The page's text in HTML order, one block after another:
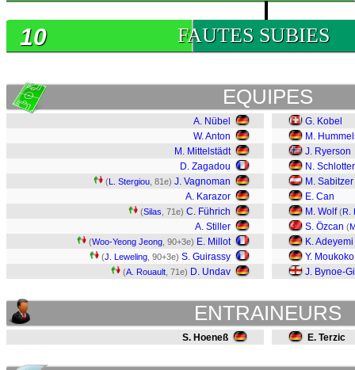
FAUTES SUBIES
10
EQUIPES
A. Nübel
W. Anton
M. Mittelstädt
D. Zagadou
(L. Stergiou , 81e) J. Vagnoman
A. Karazor
(Silas , 71e) C. Führich
A. Stiller
(Woo-Yeong Jeong , 90+3e) E. Millot
(J. Leweling , 90+3e) S. Guirassy
(A. Rouault , 71e) D. Undav
G. Kobel
M.
J. Ryerson
N.
M. Sabitzer
E. Can
M. Wolf (R.
S. Özcan (
K. Adeyemi
Y. Moukoko
J. Bynoe-
ENTRAINEURS
S. Hoeneß E. Terzic